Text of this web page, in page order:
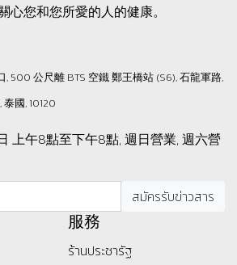
心您和您所愛的人的健康。
, 500 公尺離 BTS 空鐵 鄭王橋站 (S6), 石龍軍路,
國, 10120
上午8點至下午8點, 週日營業, 週六營
服務
ร้านประชารัฐ